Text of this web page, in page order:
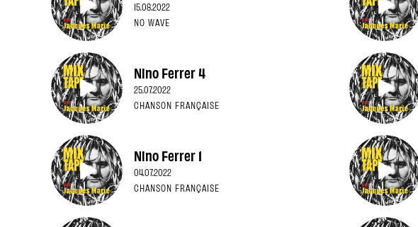
15.08.2022
NO WAVE
Nino Ferrer 4
25.07.2022
CHANSON FRANÇAISE
Nino Ferrer 1
04.07.2022
CHANSON FRANÇAISE